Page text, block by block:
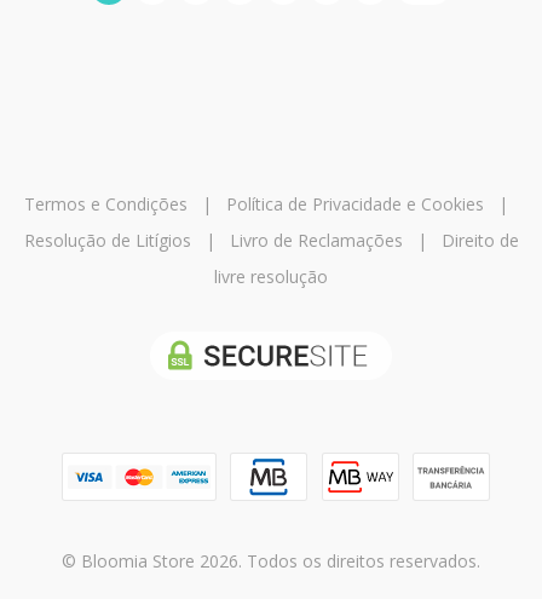
Termos e Condições | Política de Privacidade e Cookies |
Resolução de Litígios | Livro de Reclamações |
Direito de
livre resolução
© Bloomia Store 2026. Todos os direitos reservados.